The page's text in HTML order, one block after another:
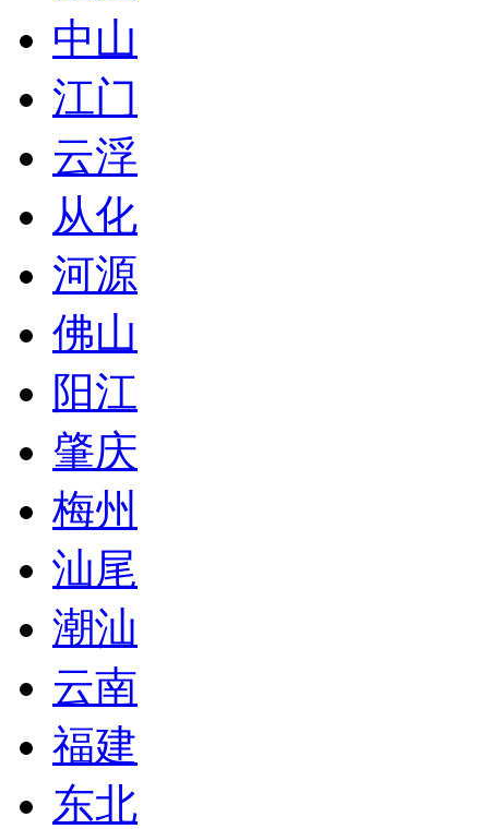
中山
江门
云浮
从化
河源
佛山
阳江
肇庆
梅州
汕尾
潮汕
云南
福建
东北